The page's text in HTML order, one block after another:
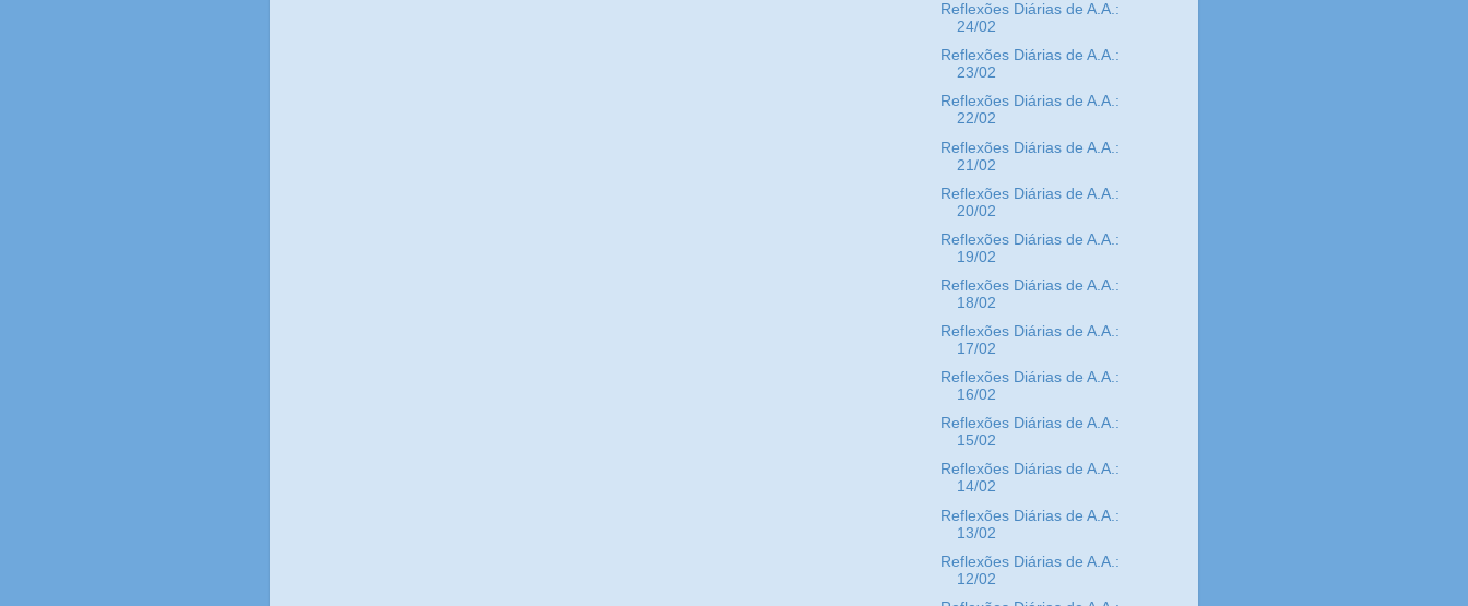
Reflexões Diárias de A.A.:
24/02
Reflexões Diárias de A.A.:
23/02
Reflexões Diárias de A.A.:
22/02
Reflexões Diárias de A.A.:
21/02
Reflexões Diárias de A.A.:
20/02
Reflexões Diárias de A.A.:
19/02
Reflexões Diárias de A.A.:
18/02
Reflexões Diárias de A.A.:
17/02
Reflexões Diárias de A.A.:
16/02
Reflexões Diárias de A.A.:
15/02
Reflexões Diárias de A.A.:
14/02
Reflexões Diárias de A.A.:
13/02
Reflexões Diárias de A.A.:
12/02